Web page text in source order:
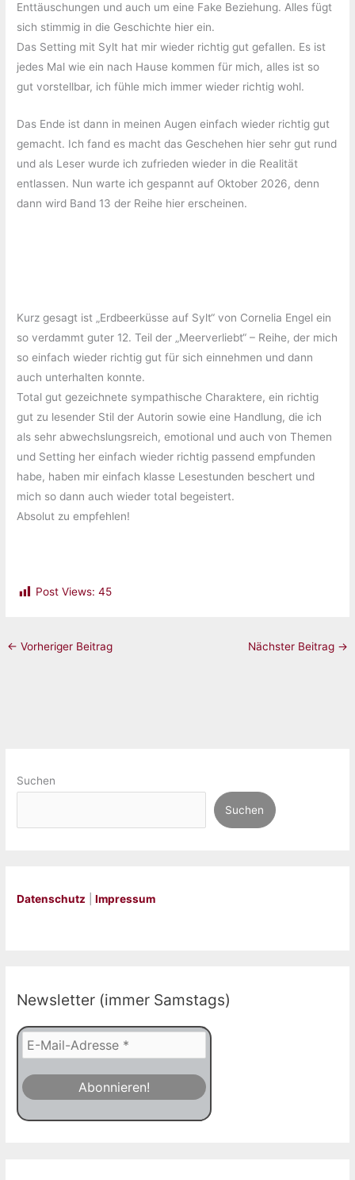
Enttäuschungen und auch um eine Fake Beziehung. Alles fügt
sich stimmig in die Geschichte hier ein.
Das Setting mit Sylt hat mir wieder richtig gut gefallen. Es ist
jedes Mal wie ein nach Hause kommen für mich, alles ist so
gut vorstellbar, ich fühle mich immer wieder richtig wohl.
Das Ende ist dann in meinen Augen einfach wieder richtig gut
gemacht. Ich fand es macht das Geschehen hier sehr gut rund
und als Leser wurde ich zufrieden wieder in die Realität
entlassen. Nun warte ich gespannt auf Oktober 2026, denn
dann wird Band 13 der Reihe hier erscheinen.
Kurz gesagt ist „Erdbeerküsse auf Sylt“ von Cornelia Engel ein
so verdammt guter 12. Teil der „Meerverliebt“ – Reihe, der mich
so einfach wieder richtig gut für sich einnehmen und dann
auch unterhalten konnte.
Total gut gezeichnete sympathische Charaktere, ein richtig
gut zu lesender Stil der Autorin sowie eine Handlung, die ich
als sehr abwechslungsreich, emotional und auch von Themen
und Setting her einfach wieder richtig passend empfunden
habe, haben mir einfach klasse Lesestunden beschert und
mich so dann auch wieder total begeistert.
Absolut zu empfehlen!
Post Views: 45
← Vorheriger Beitrag Nächster Beitrag →
Suchen
Suchen
Datenschutz |Impressum
Newsletter (immer Samstags)